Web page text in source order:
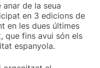
anar de la seua
en 3 edicions de
en les dues últimes
que fins avui són els
espanyola.